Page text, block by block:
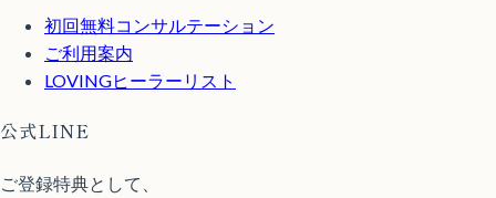
初回無料コンサルテーション
ご利用案内
LOVINGヒーラーリスト
公式LINE
ご登録特典として、